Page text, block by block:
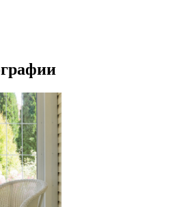
участка, дома и бани в городе